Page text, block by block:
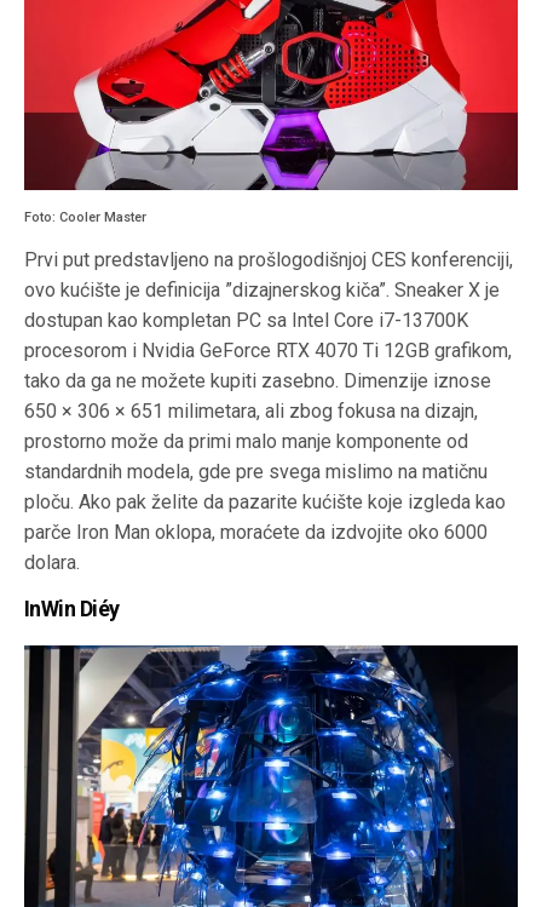
Foto: Cooler Master
Prvi put predstavljeno na prošlogodišnjoj CES konferenciji,
ovo kućište je definicija ”dizajnerskog kiča”. Sneaker X je
dostupan kao kompletan PC sa Intel Core i7-13700K
procesorom i Nvidia GeForce RTX 4070 Ti 12GB grafikom,
tako da ga ne možete kupiti zasebno. Dimenzije iznose
650 × 306 × 651 milimetara, ali zbog fokusa na dizajn,
prostorno može da primi malo manje komponente od
standardnih modela, gde pre svega mislimo na matičnu
ploču. Ako pak želite da pazarite kućište koje izgleda kao
parče Iron Man oklopa, moraćete da izdvojite oko 6000
dolara.
InWin Diéy